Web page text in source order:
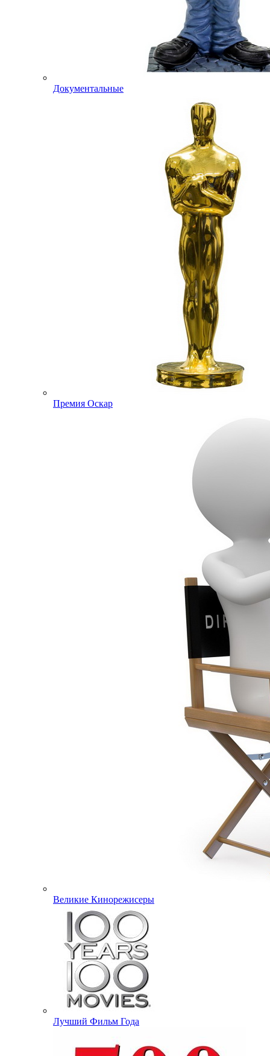
Документальные
Премия Оскар
Великие Кинорежисеры
Лучший Фильм Года